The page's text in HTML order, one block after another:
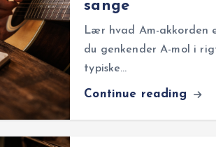
sange
Lær hvad Am-akkorden
du genkender A-mol i
typiske…
Continue reading